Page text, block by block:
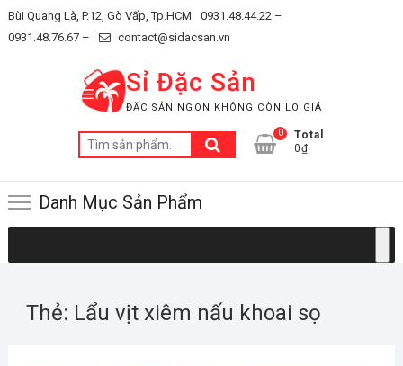
Skip
to
Bùi Quang Là, P.12, Gò Vấp, Tp.HCM
0931.48.44.22 –
0931.48.76.67 –
contact@sidacsan.vn
Sỉ Đặc Sản
ĐẶC SẢN NGON KHÔNG CÒN LO GIÁ
Tìm
kiếm:
0
Total
0₫
Danh Mục Sản Phẩm
Thẻ: Lẩu vịt xiêm nấu khoai sọ